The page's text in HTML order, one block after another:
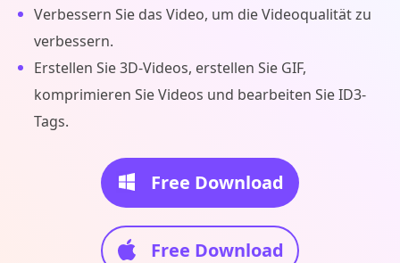
Verbessern Sie das Video, um die Videoqualität zu
verbessern.
Erstellen Sie 3D-Videos, erstellen Sie GIF,
komprimieren Sie Videos und bearbeiten Sie ID3-
Tags.
Free Download
Free Download